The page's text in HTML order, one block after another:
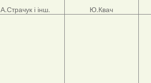
А.Страчук і інш.
Ю.Квач